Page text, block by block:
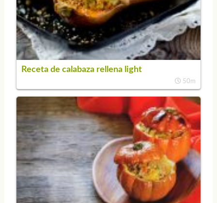
Receta de calabaza rellena light
50m